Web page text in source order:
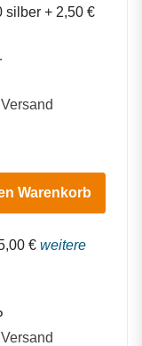
silber + 2,50 €
Versand
Warenkorb
€ weitere
Versand